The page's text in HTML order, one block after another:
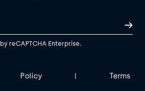
reCAPTCHA Enterprise.
Policy | Terms